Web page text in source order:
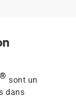
® sont un
dans